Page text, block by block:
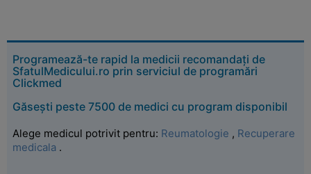
Programează-te rapid la medicii recomandați de
SfatulMedicului.ro prin serviciul de programări
Clickmed
Găsești peste 7500 de medici cu program disponibil
Alege medicul potrivit pentru: Reumatologie , Recuperare
medicala .